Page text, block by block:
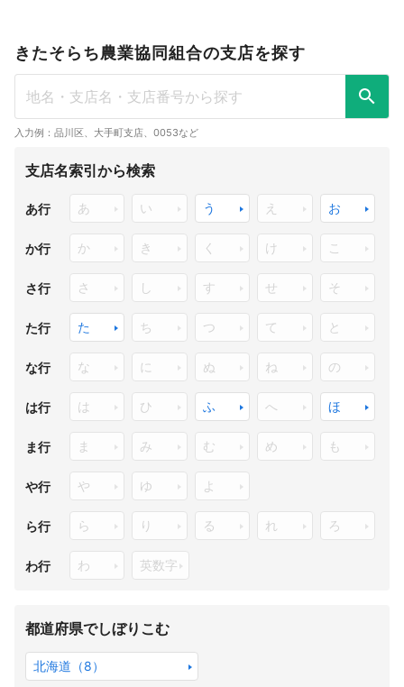
きたそらち農業協同組合の支店を探す
入力例：品川区、大手町支店、0053など
支店名索引から検索
あ行 あ い う え お
か行 か き く け こ
さ行 さ し す せ そ
た行 た ち つ て と
な行 な に ぬ ね の
は行 は ひ ふ へ ほ
ま行 ま み む め も
や行 や ゆ よ
ら行 ら り る れ ろ
わ行 わ 英数字
都道府県でしぼりこむ
北海道（8）